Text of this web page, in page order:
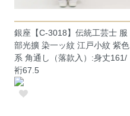
銀座【C-3018】伝統工芸士 服
部光擴 染一ッ紋 江戸小紋 紫色
系 角通し（落款入）:身丈161/
裄67.5